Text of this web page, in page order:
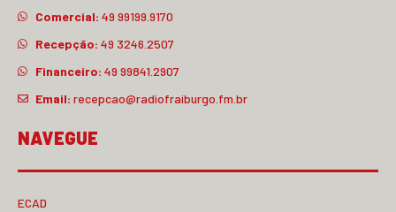
Comercial: 49 99199.9170
Recepção: 49 3246.2507
Financeiro: 49 99841.2907
Email: recepcao@radiofraiburgo.fm.br
NAVEGUE
ECAD